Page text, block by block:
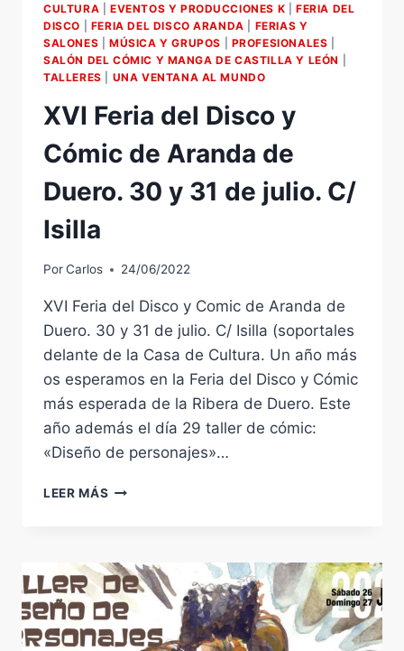
CULTURA
EVENTOS Y PRODUCCIONES K |FERIA DEL
DISCO
FERIA DEL DISCO ARANDA
FERIAS Y
SALONES
MÚSICA Y GRUPOS PROFESIONALES
SALÓN DEL CÓMIC Y MANGA DE CASTILLA Y LEÓN
TALLERES
UNA VENTANA AL MUNDO
XVI Feria del Disco y
Cómic de Aranda de
Duero. 30 y 31 de julio. C/
Isilla
PorCarlos 24/06/2022
XVI Feria del Disco y Comic de Aranda de
Duero. 30 y 31 de julio. C/ Isilla (soportales
delante de la Casa de Cultura. Un año más
os esperamos en la Feria del Disco y Cómic
más esperada de la Ribera de Duero. Este
año además el día 29 taller de cómic:
«Diseño de personajes»…
LEER MÁS XVI
Y
CÓMIC
DE
ARANDA
DE